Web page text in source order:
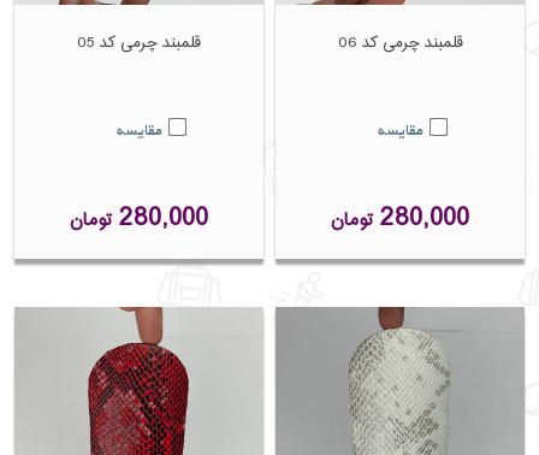
قلمبند چرمی کد 06
مقایسه
280,000 تومان
قلمبند چرمی کد 05
مقایسه
280,000 تومان